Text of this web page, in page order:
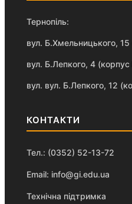
Тернопіль:
вул. Б.Хмельницького,
вул. Б.Лепкого, 4
вул. вул. Б.Лепкого, 12
КОНТАКТИ
Тел.: (0352) 52-13-72
Email: info@gi.edu.ua
Технічна підтримка